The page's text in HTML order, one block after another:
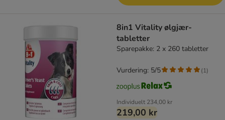
8in1 Vitality ølgjær-
tabletter
Sparepakke: 2 x 260 tabletter
Individuelt 234,00 kr
219,00 kr
Vurdering: 5/5 (1)